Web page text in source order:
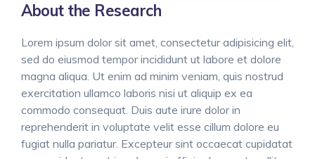
About the Research
Lorem ipsum dolor sit amet, consectetur adipisicing elit,
sed do eiusmod tempor incididunt ut labore et dolore
magna aliqua. Ut enim ad minim veniam, quis nostrud
exercitation ullamco laboris nisi ut aliquip ex ea
commodo consequat. Duis aute irure dolor in
reprehenderit in voluptate velit esse cillum dolore eu
fugiat nulla pariatur. Excepteur sint occaecat cupidatat